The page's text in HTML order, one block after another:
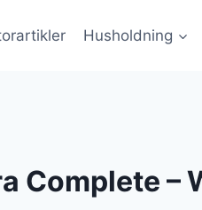
Husholdning
Complete –